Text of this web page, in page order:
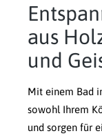
aus
und
Mit einem Bad
sowohl Ihrem
und sorgen für